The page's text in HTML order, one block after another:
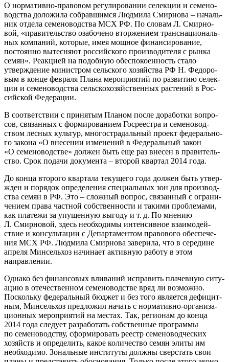
О нор­ма­тив­но-пра­во­вом регу­ли­ро­ва­нии селек­ции и семе­но­
вод­ства доло­жи­ла собрав­шим­ся Люд­ми­ла Смир­но­ва – началь­
ник отде­ла семе­но­вод­ства МСХ РФ. По сло­вам Л. Смир­но­
вой, «пра­ви­тель­ство оза­бо­че­но втор­же­ни­ем транс­на­ци­о­наль­
ных ком­па­ний, кото­рые, имея мощ­ное финан­си­ро­ва­ние,
посто­ян­но вытес­ня­ют рос­сий­ско­го про­из­во­ди­те­ля с рын­ка
семян». Реак­ци­ей на подоб­ную обес­по­ко­ен­ность ста­ло
утверж­дение мини­стром сель­ско­го хозяй­ства РФ Н. Федо­ро­
вым в кон­це фев­ра­ля Пла­на меро­при­я­тий по раз­ви­тию селек­
ции и семе­но­вод­ства сель­ско­хо­зяй­ствен­ных рас­те­ний в Рос­
сий­ской Федерации.
В соот­вет­ствии с при­ня­тым Пла­ном после дора­бот­ки вопро­
сов, свя­зан­ных с фор­ми­ро­ва­ни­ем Госре­ест­ра и семе­но­вод­
ством лес­ных куль­тур, мно­го­стра­даль­ный про­ект феде­раль­но­
го зако­на «О вне­се­нии изме­не­ний в Феде­раль­ный закон
«О семе­но­вод­стве» дол­жен быть еще раз вне­сен в пра­ви­тель­
ство. Срок пода­чи доку­мен­та – вто­рой квар­тал 2014 года.
До кон­ца вто­ро­го квар­та­ла теку­ще­го года дол­жен быть утвер­
жден и поря­док опре­де­ле­ния спе­ци­аль­ных зон для про­из­вод­
ства семян в РФ. Это – слож­ный вопрос, свя­зан­ный с огра­ни­
че­ни­ем пра­ва част­ной соб­ствен­но­сти и таки­ми про­бле­ма­ми,
как пла­те­жи за упу­щен­ную выго­ду и т. д. По мне­нию
Л. Смир­но­вой, здесь необ­хо­ди­мы интен­сив­ное вза­и­мо­дей­
ствие и кон­суль­та­ции с Депар­та­мен­том пра­во­во­го обес­пе­че­
ния МСХ РФ. Люд­ми­ла Смир­но­ва заве­ри­ла, что в сере­дине
апре­ля Мин­сель­хоз начи­на­ет актив­ную рабо­ту в этом
направлении.
Одна­ко без финан­со­вых вли­ва­ний испра­вить пла­чев­ную ситу­
а­цию в оте­че­ствен­ном семе­но­вод­стве вряд ли воз­мож­но.
Посколь­ку феде­раль­ный бюд­жет и без того явля­ет­ся дефи­цит­
ным, Мин­сель­хоз пред­ло­жил начать с нор­ма­тив­но-орга­ни­за­
ци­он­ных меро­при­я­тий на местах. Так, реги­о­нам до кон­ца
2014 года сле­ду­ет раз­ра­бо­тать соб­ствен­ные про­грам­мы
по семе­но­вод­ству, сфор­ми­ро­вать реестр семе­но­вод­че­ских
хозяйств и опре­де­лить, какое коли­че­ство семян эли­ты им
необ­хо­ди­мо. Зональ­ные инсти­ту­ты долж­ны свер­стать свои